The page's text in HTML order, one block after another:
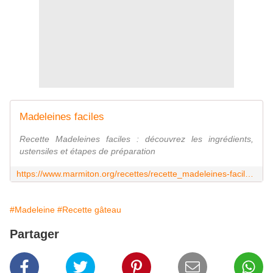
Madeleines faciles
Recette Madeleines faciles : découvrez les ingrédients,
ustensiles et étapes de préparation
#Madeleine #Recette gâteau
Partager